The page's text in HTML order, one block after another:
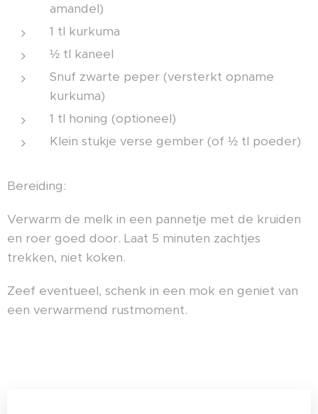
amandel)
1 tl kurkuma
½ tl kaneel
Snuf zwarte peper (versterkt opname
kurkuma)
1 tl honing (optioneel)
Klein stukje verse gember (of ½ tl poeder)
Bereiding:
Verwarm de melk in een pannetje met de kruiden
en roer goed door. Laat 5 minuten zachtjes
trekken, niet koken.
Zeef eventueel, schenk in een mok en geniet van
een verwarmend rustmoment.